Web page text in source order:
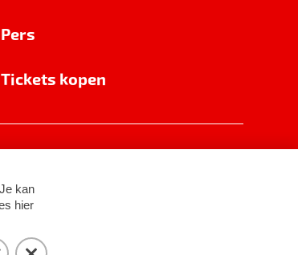
Pers
Tickets kopen